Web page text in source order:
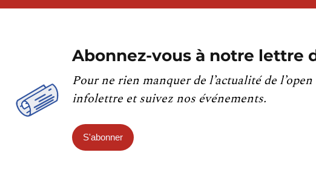
Abonnez-vous à notre lettre
Pour ne rien manquer de l’actualité de
infolettre et suivez nos événements.
S'abonner